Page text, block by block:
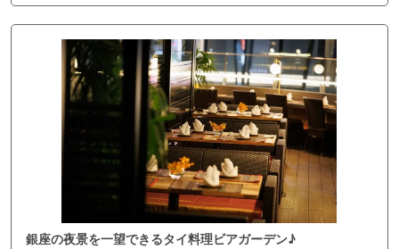
銀座の夜景を一望できるタイ料理ビアガーデン♪